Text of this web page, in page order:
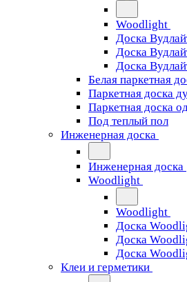
Woodlight
Доска
Доска
Доска
Белая паркетная
Паркетная доска
Паркетная доска
Под теплый пол
Инженерная доска
Инженерная доска
Woodlight
Woodlight
Доска
Доска
Доска
Клеи и герметики